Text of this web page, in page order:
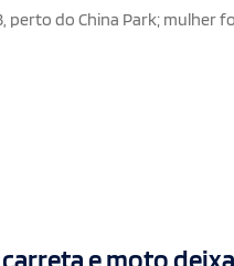
perto do China Park; mulher